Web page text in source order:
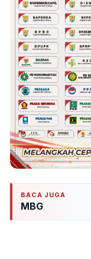
BACA JUGA
MBG